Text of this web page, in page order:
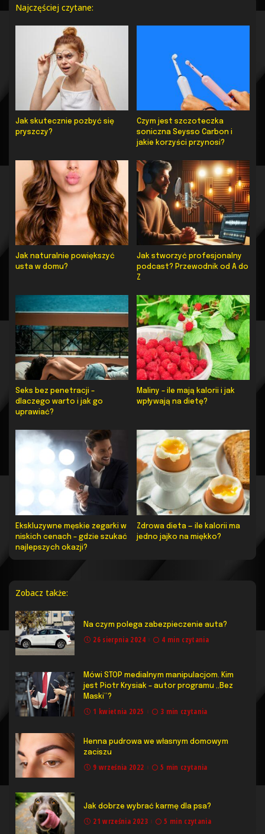
Najczęściej czytane:
Jak skutecznie pozbyć się
pryszczy?
Czym jest szczoteczka
soniczna Seysso Carbon i
jakie korzyści przynosi?
Jak naturalnie powiększyć
usta w domu?
Jak stworzyć profesjonalny
podcast? Przewodnik od A do
Z
Seks bez penetracji –
dlaczego warto i jak go
uprawiać?
Maliny – ile mają kalorii i jak
wpływają na dietę?
Ekskluzywne męskie zegarki w
niskich cenach – gdzie szukać
najlepszych okazji?
Zdrowa dieta — ile kalorii ma
jedno jajko na miękko?
Zobacz także:
Na czym polega zabezpieczenie auta?
26 sierpnia 2024 4 min czytania
Mówi STOP medialnym manipulacjom. Kim
jest Piotr Krysiak – autor programu „Bez
Maski”?
1 kwietnia 2025 3 min czytania
Henna pudrowa we własnym domowym
zaciszu
9 września 2022 5 min czytania
Jak dobrze wybrać karmę dla psa?
21 września 2023 5 min czytania